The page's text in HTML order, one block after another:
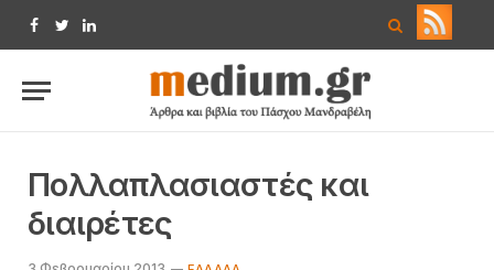
Facebook
TwitterLinkedIn
Πολλαπλασιαστές και
διαιρέτες